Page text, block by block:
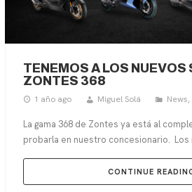
TENEMOS A LOS NUEVOS
ZONTES 368
1 año ago Miguel Solá News,
La gama 368 de Zontes ya está al
probarla en nuestro concesionario. Los
CONTINUE